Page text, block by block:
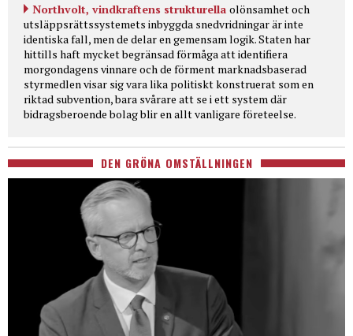
Northvolt, vindkraftens strukturella olönsamhet och
utsläppsrättssystemets inbyggda snedvridningar är inte
identiska fall, men de delar en gemensam logik. Staten har
hittills haft mycket begränsad förmåga att identifiera
morgondagens vinnare och de förment marknadsbaserad
styrmedlen visar sig vara lika politiskt konstruerat som en
riktad subvention, bara svårare att se i ett system där
bidragsberoende bolag blir en allt vanligare företeelse.
DEN GRÖNA OMSTÄLLNINGEN